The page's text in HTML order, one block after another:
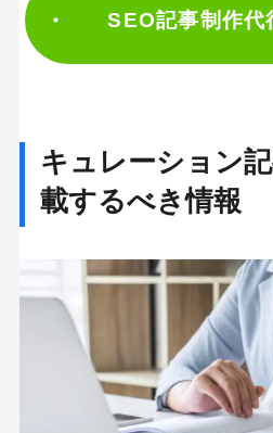
SEO記事制作代
キュレーション
載するべき情報